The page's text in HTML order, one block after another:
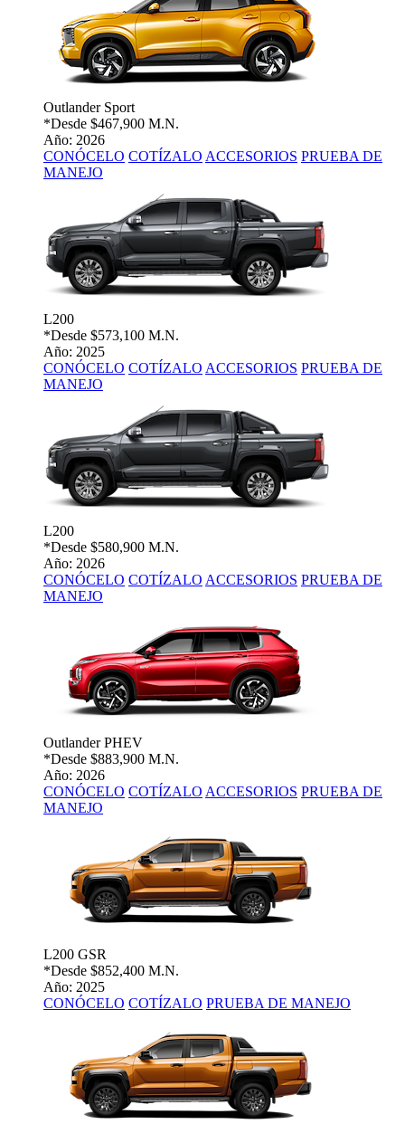
Outlander Sport
*Desde $467,900 M.N.
Año: 2026
CONÓCELO COTÍZALO ACCESORIOS PRUEBA DE
MANEJO
L200
*Desde $573,100 M.N.
Año: 2025
CONÓCELO COTÍZALO ACCESORIOS PRUEBA DE
MANEJO
L200
*Desde $580,900 M.N.
Año: 2026
CONÓCELO COTÍZALO ACCESORIOS PRUEBA DE
MANEJO
Outlander PHEV
*Desde $883,900 M.N.
Año: 2026
CONÓCELO COTÍZALO ACCESORIOS PRUEBA DE
MANEJO
L200 GSR
*Desde $852,400 M.N.
Año: 2025
CONÓCELO COTÍZALO PRUEBA DE MANEJO